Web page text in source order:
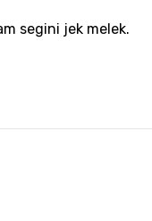
segini jek melek.